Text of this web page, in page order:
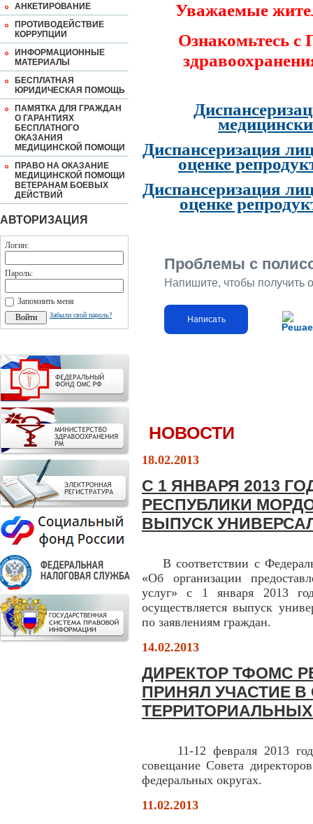
АНКЕТИРОВАНИЕ
ПРОТИВОДЕЙСТВИЕ
КОРРУПЦИИ
ИНФОРМАЦИОННЫЕ
МАТЕРИАЛЫ
БЕСПЛАТНАЯ
ЮРИДИЧЕСКАЯ ПОМОЩЬ
ПАМЯТКА ДЛЯ ГРАЖДАН
О ГАРАНТИЯХ
БЕСПЛАТНОГО
ОКАЗАНИЯ
МЕДИЦИНСКОЙ ПОМОЩИ
ПРАВО НА ОКАЗАНИЕ
МЕДИЦИНСКОЙ ПОМОЩИ
ВЕТЕРАНАМ БОЕВЫХ
ДЕЙСТВИЙ
АВТОРИЗАЦИЯ
Логин:
Пароль:
Запомнить меня
Забыли свой пароль?
Уважаемые
Ознакомьтесь
Диспансеризация
оценке
Диспансеризация
оценке
Проблемы с
Напишите, чтобы получить
Написать
НОВОСТИ
18.02.2013
С 1 ЯНВАРЯ 2013
РЕСПУБЛИКИ
ВЫПУСК
В соответствии с
«Об организации
услуг» с 1 января 2013
осуществляется выпуск
по заявлениям граждан.
14.02.2013
ДИРЕКТОР ТФОМС
ПРИНЯЛ УЧАСТИЕ
11-12 февраля 2013
совещание Совета
федеральных округах.
11.02.2013